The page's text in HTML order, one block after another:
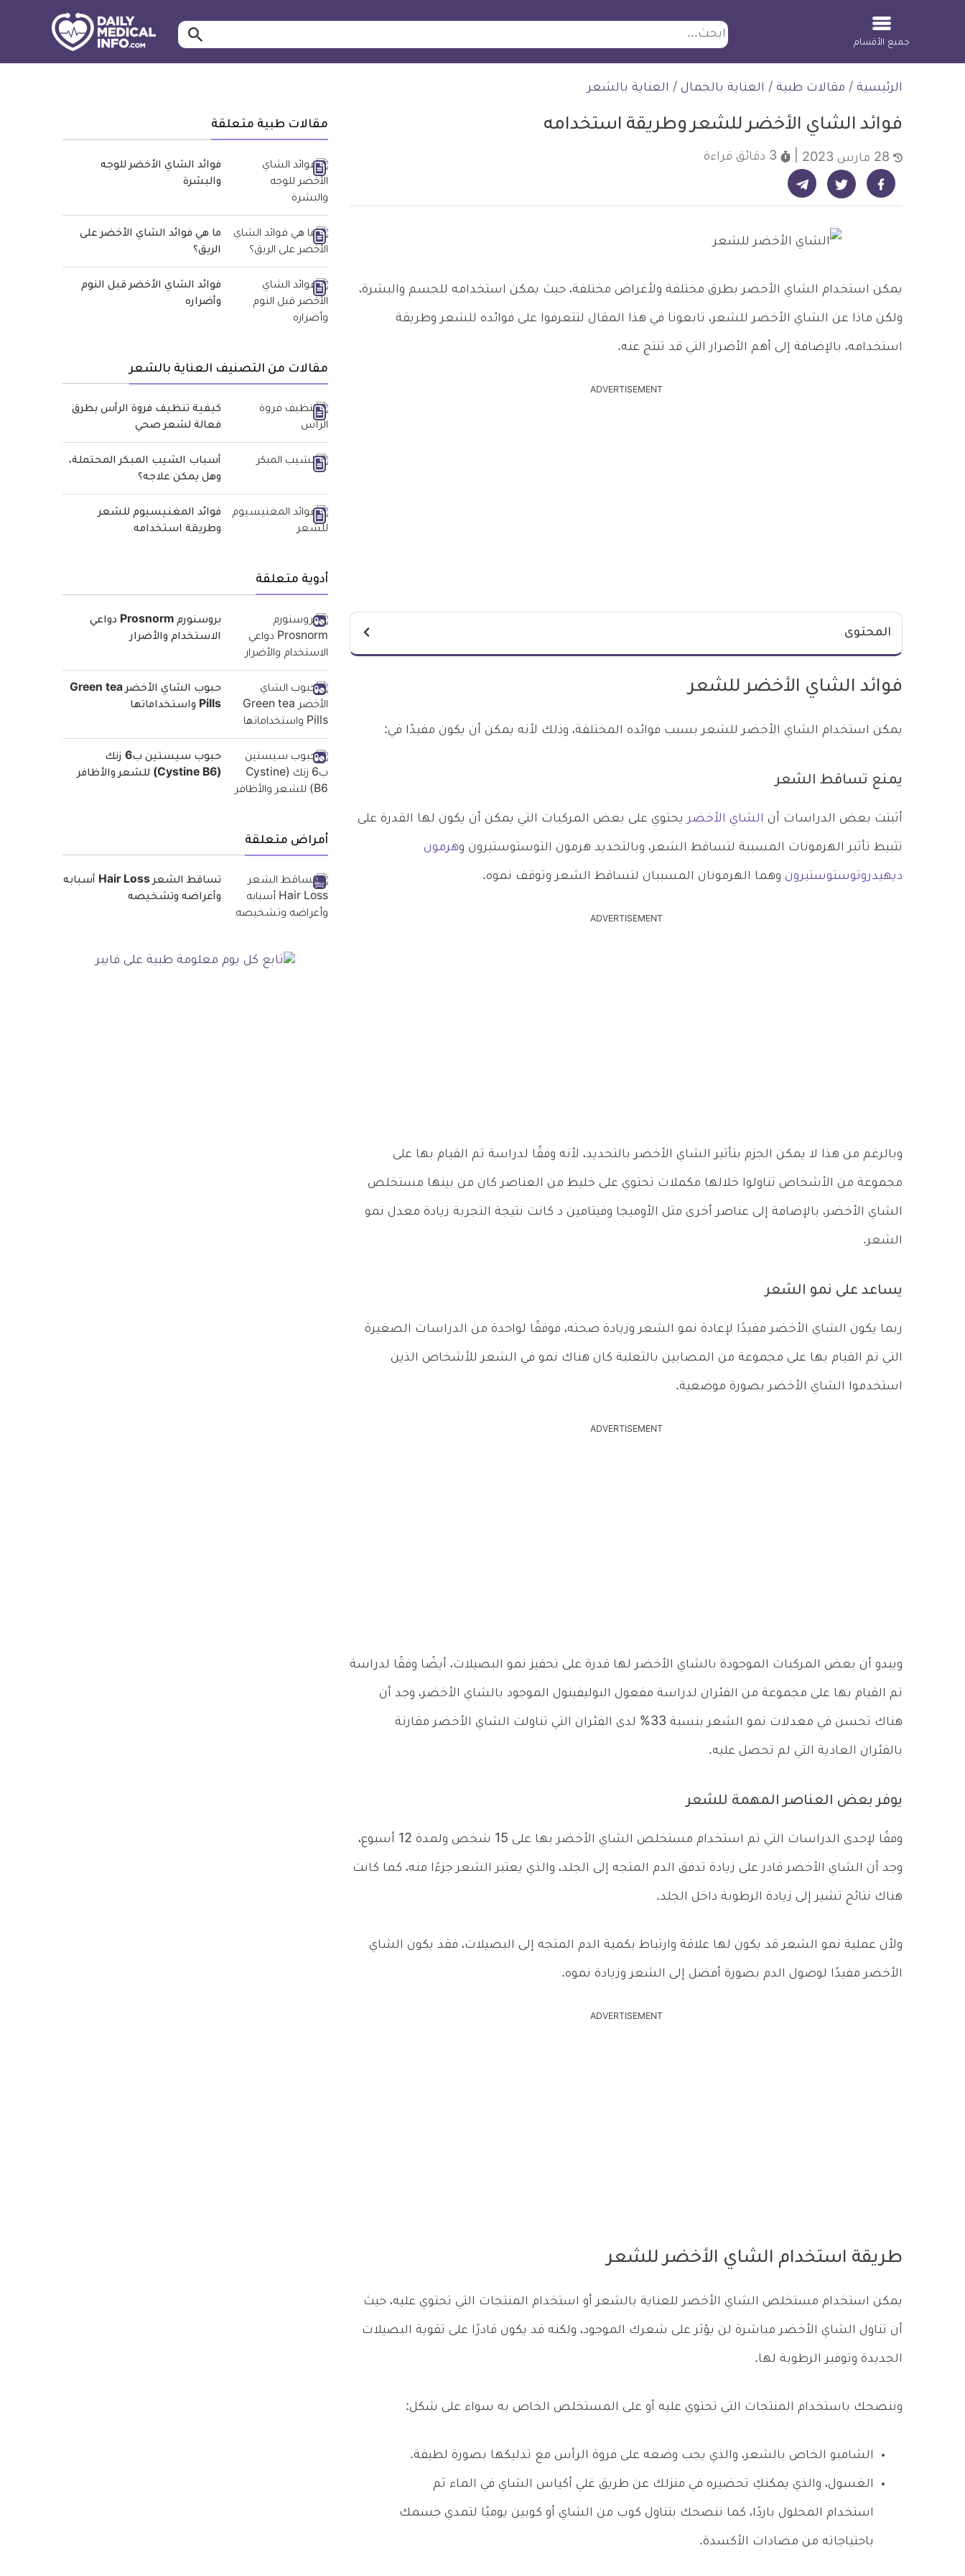
ابحث ابحث…
جميع الأقسام
الرئيسية / مقالات طبية / العناية بالجمال / العناية بالشعر
فوائد الشاي الأخضر للشعر وطريقة استخدامه
3 دقائق قراءة
شارك على فيسبوك - ديلي ميديكال انفو شارك على تويتر - ديلي ميديكال انفو شارك على تيليجرام - ديلي ميديكال انفو
يمكن استخدام الشاي الأخضر بطرق مختلفة ولأغراض مختلفة، حيث يمكن استخدامه للجسم والبشرة،
ولكن ماذا عن الشاي الأخضر للشعر، تابعونا في هذا المقال لتتعرفوا على فوائده للشعر وطريقة
استخدامه، بالإضافة إلى أهم الأضرار التي قد تنتج عنه.
ADVERTISEMENT
المحتوى
فوائد الشاي الأخضر للشعر
يمكن استخدام الشاي الأخضر للشعر بسبب فوائده المختلفة، وذلك لأنه يمكن أن يكون مفيدًا في:
يمنع تساقط الشعر
أثبتت بعض الدراسات أن الشاي الأخضر يحتوي على بعض المركبات التي يمكن أن يكون لها القدرة على
تثبيط تأثير الهرمونات المسببة لتساقط الشعر، وبالتحديد هرمون التوستوستيرون وهرمون
ديهيدروتوستوستيرون وهما الهرمونان المسببان لتساقط الشعر وتوقف نموه.
ADVERTISEMENT
وبالرغم من هذا لا يمكن الجزم بتأثير الشاي الأخضر بالتحديد، لأنه وفقًا لدراسة تم القيام بها على
مجموعة من الأشخاص تناولوا خلالها مكملات تحتوي على خليط من العناصر كان من بينها مستخلص
الشاي الأخضر، بالإضافة إلى عناصر أخرى مثل الأوميجا وفيتامين د كانت نتيجة التجربة زيادة معدل نمو
الشعر.
يساعد على نمو الشعر
ربما يكون الشاي الأخضر مفيدًا لإعادة نمو الشعر وزيادة صحته، فوفقًا لواحدة من الدراسات الصغيرة
التي تم القيام بها على مجموعة من المصابين بالثعلبة كان هناك نمو في الشعر للأشخاص الذين
استخدموا الشاي الأخضر بصورة موضعية.
ADVERTISEMENT
ويبدو أن بعض المركبات الموجودة بالشاي الأخضر لها قدرة على تحفيز نمو البصيلات، أيضًا وفقًا لدراسة
تم القيام بها على مجموعة من الفئران لدراسة مفعول البوليفينول الموجود بالشاي الأخضر، وجد أن
هناك تحسن في معدلات نمو الشعر بنسبة 33% لدى الفئران التي تناولت الشاي الأخضر مقارنة
بالفئران العادية التي لم تحصل عليه.
يوفر بعض العناصر المهمة للشعر
وفقًا لإحدى الدراسات التي تم استخدام مستخلص الشاي الأخضر بها على 15 شخص ولمدة 12 أسبوع،
وجد أن الشاي الأخضر قادر على زيادة تدفق الدم المتجه إلى الجلد، والذي يعتبر الشعر جزءًا منه، كما كانت
هناك نتائج تشير إلى زيادة الرطوبة داخل الجلد.
ولأن عملية نمو الشعر قد يكون لها علاقة وارتباط بكمية الدم المتجه إلى البصيلات، فقد يكون الشاي
الأخضر مفيدًا لوصول الدم بصورة أفضل إلى الشعر وزيادة نموه.
ADVERTISEMENT
طريقة استخدام الشاي الأخضر للشعر
يمكن استخدام مستخلص الشاي الأخضر للعناية بالشعر أو استخدام المنتجات التي تحتوي عليه، حيث
أن تناول الشاي الأخضر مباشرة لن يؤثر على شعرك الموجود، ولكنه قد يكون قادرًا على تقوية البصيلات
الجديدة وتوفير الرطوبة لها.
وننصحك باستخدام المنتجات التي تحتوي عليه أو على المستخلص الخاص به سواء على شكل:
الشامبو الخاص بالشعر، والذي يجب وضعه على فروة الرأس مع تدليكها بصورة لطيفة.
الغسول، والذي يمكنكِ تحضيره في منزلك عن طريق غلي أكياس الشاي في الماء ثم
استخدام المحلول باردًا، كما ننصحك بتناول كوب من الشاي أو كوبين يوميًا لتمدي جسمك
باحتياجاته من مضادات الأكسدة.
مقالات طبية متعلقة
فوائد الشاي الأخضر للوجه
والبشرة
ما هي فوائد الشاي الأخضر على
الريق؟
فوائد الشاي الأخضر قبل النوم
وأضراره
مقالات من التصنيف العناية بالشعر
كيفية تنظيف فروة الرأس بطرق
فعالة لشعر صحي
أسباب الشيب المبكر المحتملة،
وهل يمكن علاجه؟
فوائد المغنيسيوم للشعر
وطريقة استخدامه
أدوية متعلقة
بروسنورم Prosnorm دواعي
الاستخدام والأضرار
حبوب الشاي الأخضر Green tea
Pills واستخداماتها
حبوب سيستين ب6 زنك
(Cystine B6) للشعر والأظافر
أمراض متعلقة
تساقط الشعر Hair Loss أسبابه
وأعراضه وتشخيصه